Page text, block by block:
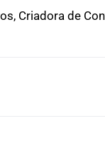
‌Criadora‌ ‌de‌